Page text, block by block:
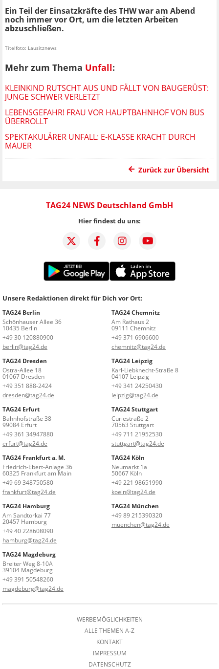
Ein Teil der Einsatzkräfte des THW war am Abend
noch immer vor Ort, um die letzten Arbeiten
abzuschließen.
Titelfoto: Lausitznews
Mehr zum Thema Unfall:
KLEINKIND RUTSCHT AUS UND FÄLLT VON BAUGERÜST:
JUNGE SCHWER VERLETZT
LEBENSGEFAHR! FRAU VOR HAUPTBAHNHOF VON BUS
ÜBERROLLT
SPEKTAKULÄRER UNFALL: E-KLASSE KRACHT DURCH
MAUER
Zurück zur Übersicht
TAG24 NEWS Deutschland GmbH
Hier findest du uns:
Unsere Redaktionen direkt für Dich vor Ort:
TAG24 Berlin
Schönhauser Allee 36
10435 Berlin
+49 30 120880900
berlin@tag24.de
TAG24 Chemnitz
Am Rathaus 2
09111 Chemnitz
+49 371 6906600
chemnitz@tag24.de
TAG24 Dresden
Ostra-Allee 18
01067 Dresden
+49 351 888-2424
dresden@tag24.de
TAG24 Leipzig
Karl-Liebknecht-Straße 8
04107 Leipzig
+49 341 24250430
leipzig@tag24.de
TAG24 Erfurt
Bahnhofstraße 38
99084 Erfurt
+49 361 34947880
erfurt@tag24.de
TAG24 Stuttgart
Curiestraße 2
70563 Stuttgart
+49 711 21952530
stuttgart@tag24.de
TAG24 Frankfurt a. M.
Friedrich-Ebert-Anlage 36
60325 Frankfurt am Main
+49 69 348750580
frankfurt@tag24.de
TAG24 Köln
Neumarkt 1a
50667 Köln
+49 221 98651990
koeln@tag24.de
TAG24 Hamburg
Am Sandtorkai 77
20457 Hamburg
+49 40 228608090
hamburg@tag24.de
TAG24 München
+49 89 215390320
muenchen@tag24.de
TAG24 Magdeburg
Breiter Weg 8-10A
39104 Magdeburg
+49 391 50548260
magdeburg@tag24.de
WERBEMÖGLICHKEITEN
ALLE THEMEN A-Z
KONTAKT
IMPRESSUM
DATENSCHUTZ